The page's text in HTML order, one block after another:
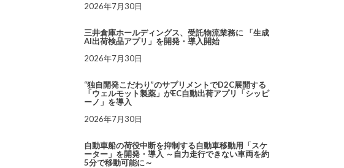
2026年7月30日
三井倉庫ホールディングス、受託物流業務に 「生成
AI出荷検品アプリ」を開発・導入開始
2026年7月30日
“独自開発こだわり”のサプリメントでD2C展開する
「ウェルモット製薬」がEC自動出荷アプリ「シッピ
ーノ」を導入
2026年7月30日
自動車船の荷役中断を抑制する自動車移動用「スケ
ーター」を開発・導入 ～自力走行できない車両を約
5分で移動可能に～